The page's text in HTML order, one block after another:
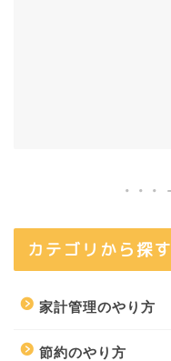
カテゴリから探す
家計管理のやり方
節約のやり方